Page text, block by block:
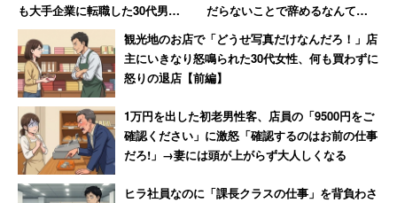
も大手企業に転職した30代男
性 一方上司は転職先を「1年足
らず」で退職
だらないことで辞めるなんて」
→10年後、会社は倒産
観光地のお店で「どうせ写真だけなんだろ！」店
主にいきなり怒鳴られた30代女性、何も買わずに
怒りの退店【前編】
1万円を出した初老男性客、店員の「9500円をご
確認ください」に激怒「確認するのはお前の仕事
だろ!」→妻には頭が上がらず大人しくなる
ヒラ社員なのに「課長クラスの仕事」を背負わさ